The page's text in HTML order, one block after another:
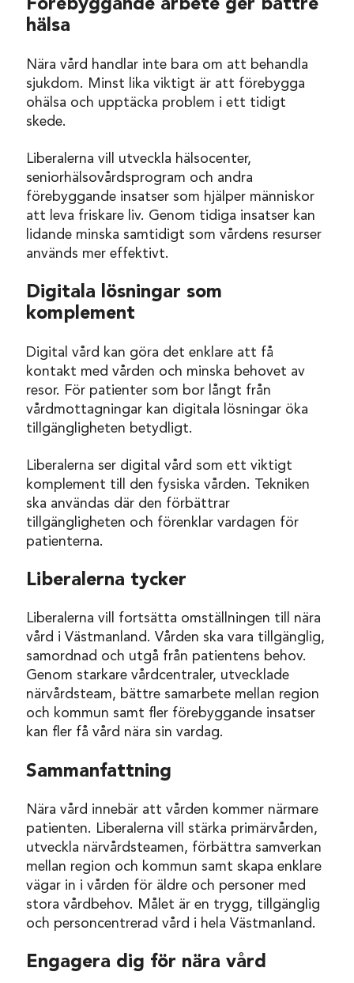
Förebyggande arbete ger bättre
hälsa
Nära vård handlar inte bara om att behandla
sjukdom. Minst lika viktigt är att förebygga
ohälsa och upptäcka problem i ett tidigt
skede.
Liberalerna vill utveckla hälsocenter,
seniorhälsovårdsprogram och andra
förebyggande insatser som hjälper människor
att leva friskare liv. Genom tidiga insatser kan
lidande minska samtidigt som vårdens resurser
används mer effektivt.
Digitala lösningar som
komplement
Digital vård kan göra det enklare att få
kontakt med vården och minska behovet av
resor. För patienter som bor långt från
vårdmottagningar kan digitala lösningar öka
tillgängligheten betydligt.
Liberalerna ser digital vård som ett viktigt
komplement till den fysiska vården. Tekniken
ska användas där den förbättrar
tillgängligheten och förenklar vardagen för
patienterna.
Liberalerna tycker
Liberalerna vill fortsätta omställningen till nära
vård i Västmanland. Vården ska vara tillgänglig,
samordnad och utgå från patientens behov.
Genom starkare vårdcentraler, utvecklade
närvårdsteam, bättre samarbete mellan region
och kommun samt fler förebyggande insatser
kan fler få vård nära sin vardag.
Sammanfattning
Nära vård innebär att vården kommer närmare
patienten. Liberalerna vill stärka primärvården,
utveckla närvårdsteamen, förbättra samverkan
mellan region och kommun samt skapa enklare
vägar in i vården för äldre och personer med
stora vårdbehov. Målet är en trygg, tillgänglig
och personcentrerad vård i hela Västmanland.
Engagera dig för nära vård